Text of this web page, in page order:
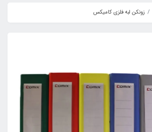
زونکن لبه فلزی کامیکس